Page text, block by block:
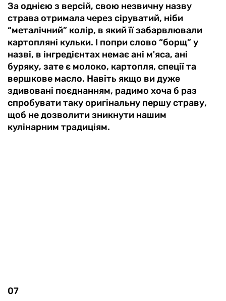
За однією з версій, свою незвичну назву
страва отримала через сіруватий, ніби
“металічний” колір, в який її забарвлювали
картопляні кульки. І попри слово “борщ” у
назві, в інгредієнтах немає ані м'яса, ані
буряку, зате є молоко, картопля, спеції та
вершкове масло. Навіть якщо ви дуже
здивовані поєднанням, радимо хоча б раз
спробувати таку оригінальну першу страву,
щоб не дозволити зникнути нашим
кулінарним традиціям.
07